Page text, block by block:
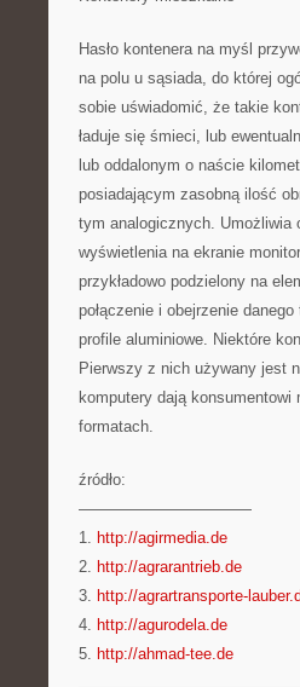
Hasło kontenera na myśl
na polu u sąsiada, do której
sobie uświadomić, że takie
ładuje się śmieci, lub
lub oddalonym o naście
posiadającym zasobną ilość
tym analogicznych. Umożliwia
wyświetlenia na ekranie
przykładowo podzielony na
połączenie i obejrzenie
profile aluminiowe. Niektóre
Pierwszy z nich używany jest
komputery dają konsumentowi
formatach.
źródło:
———————————
1. http://agirmedia.de
2. http://agrarantrieb.de
3. http://agrartransporte-
4. http://agurodela.de
5. http://ahmad-tee.de